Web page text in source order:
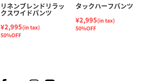
リネンブレンドリラッ
クスワイドパンツ
¥2,995(in tax)
50%OFF
タックハーフパンツ
¥2,995(in tax)
50%OFF